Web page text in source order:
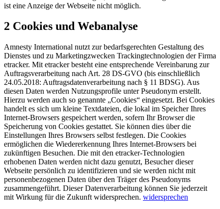
ist eine Anzeige der Webseite nicht möglich.
2 Cookies und Webanalyse
Amnesty International nutzt zur bedarfsgerechten Gestaltung des
Dienstes und zu Marketingzwecken Trackingtechnologien der Firma
etracker. Mit etracker besteht eine entsprechende Vereinbarung zur
Auftragsverarbeitung nach Art. 28 DS-GVO (bis einschließlich
24.05.2018: Auftragsdatenverarbeitung nach § 11 BDSG). Aus
diesen Daten werden Nutzungsprofile unter Pseudonym erstellt.
Hierzu werden auch so genannte „Cookies“ eingesetzt. Bei Cookies
handelt es sich um kleine Textdateien, die lokal im Speicher Ihres
Internet-Browsers gespeichert werden, sofern Ihr Browser die
Speicherung von Cookies gestattet. Sie können dies über die
Einstellungen Ihres Browsers selbst festlegen. Die Cookies
ermöglichen die Wiedererkennung Ihres Internet-Browsers bei
zukünftigen Besuchen. Die mit den etracker-Technologien
erhobenen Daten werden nicht dazu genutzt, Besucher dieser
Webseite persönlich zu identifizieren und sie werden nicht mit
personenbezogenen Daten über den Träger des Pseudonyms
zusammengeführt. Dieser Datenverarbeitung können Sie jederzeit
mit Wirkung für die Zukunft widersprechen. widersprechen